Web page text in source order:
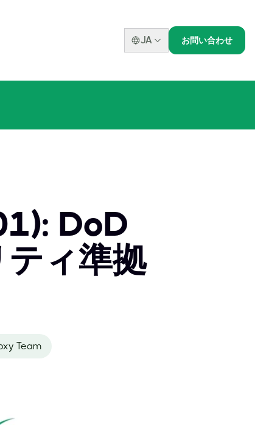
JA お問い合わせ
DoD
ィ準拠
Team